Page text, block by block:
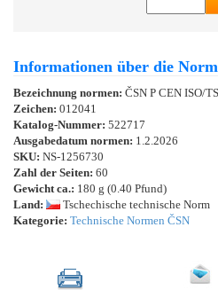
Informationen über die
Bezeichnung normen: ČSN P CEN ISO/
Zeichen: 012041
Katalog-Nummer: 522717
Ausgabedatum normen: 1.2.2026
SKU: NS-1256730
Zahl der Seiten: 60
Gewicht ca.: 180 g (0.40 Pfund)
Land:
Tschechische technische Norm
Kategorie: Technische Normen ČSN